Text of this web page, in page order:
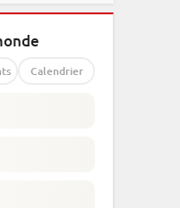
Calendrier